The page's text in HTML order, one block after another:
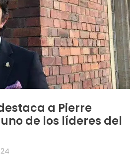
a Pierre
de los líderes del